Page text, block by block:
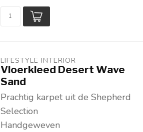
LIFESTYLE INTERIOR
Vloerkleed Desert Wave
Sand
Prachtig karpet uit de Shepherd
Selection
Handgeweven